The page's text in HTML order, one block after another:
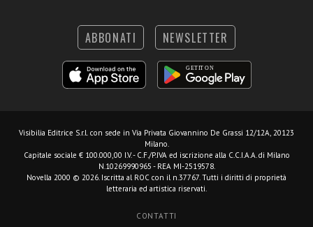
ABBONATI NEWSLETTER
Visibilia Editrice S.r.l. con sede in Via Privata Giovannino De Grassi 12/12A, 20123
Milano.
Capitale sociale € 100.000,00 I.V. - C.F./P.IVA ed iscrizione alla C.C.I.A.A. di Milano
N.10269990965 - REA MI-2519578.
Novella 2000 © 2026. Iscritta al ROC con il n.37767. Tutti i diritti di proprietà
letteraria ed artistica riservati.
CONTATTI